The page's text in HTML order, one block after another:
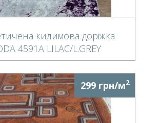
килимова доріжка
4591A LILAC/L.GREY
299 грн/м2